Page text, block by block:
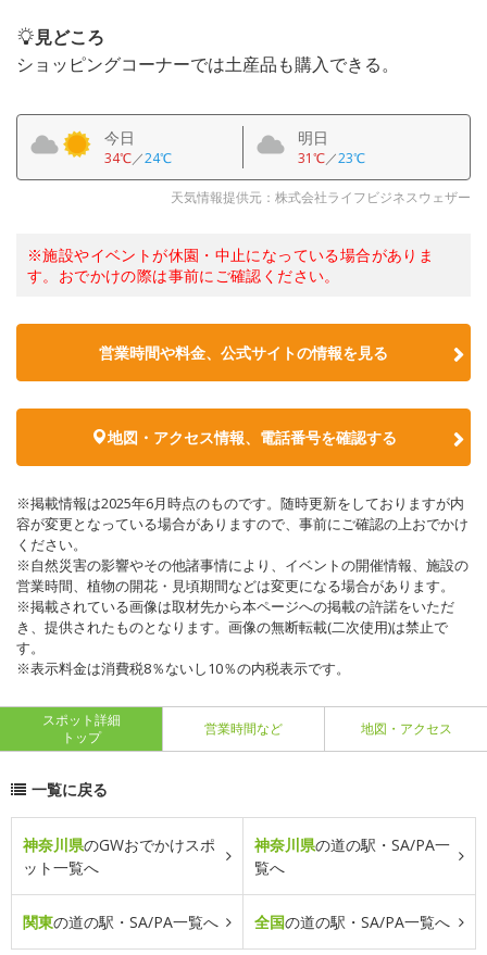
見どころ
ショッピングコーナーでは土産品も購入できる。
今日
34℃／24℃
明日
31℃／23℃
天気情報提供元：株式会社ライフビジネスウェザー
※施設やイベントが休園・中止になっている場合がありま
す。おでかけの際は事前にご確認ください。
営業時間や料金、公式サイトの情報を見る
地図・アクセス情報、電話番号を確認する
※掲載情報は2025年6月時点のものです。随時更新をしておりますが内
容が変更となっている場合がありますので、事前にご確認の上おでかけ
ください。
※自然災害の影響やその他諸事情により、イベントの開催情報、施設の
営業時間、植物の開花・見頃期間などは変更になる場合があります。
※掲載されている画像は取材先から本ページへの掲載の許諾をいただ
き、提供されたものとなります。画像の無断転載(二次使用)は禁止で
す。
※表示料金は消費税8％ないし10％の内税表示です。
スポット詳細
トップ
営業時間など 地図・アクセス
一覧に戻る
神奈川県のGWおでかけスポ
ット一覧へ
神奈川県の道の駅・SA/PA一
覧へ
関東の道の駅・SA/PA一覧へ 全国の道の駅・SA/PA一覧へ